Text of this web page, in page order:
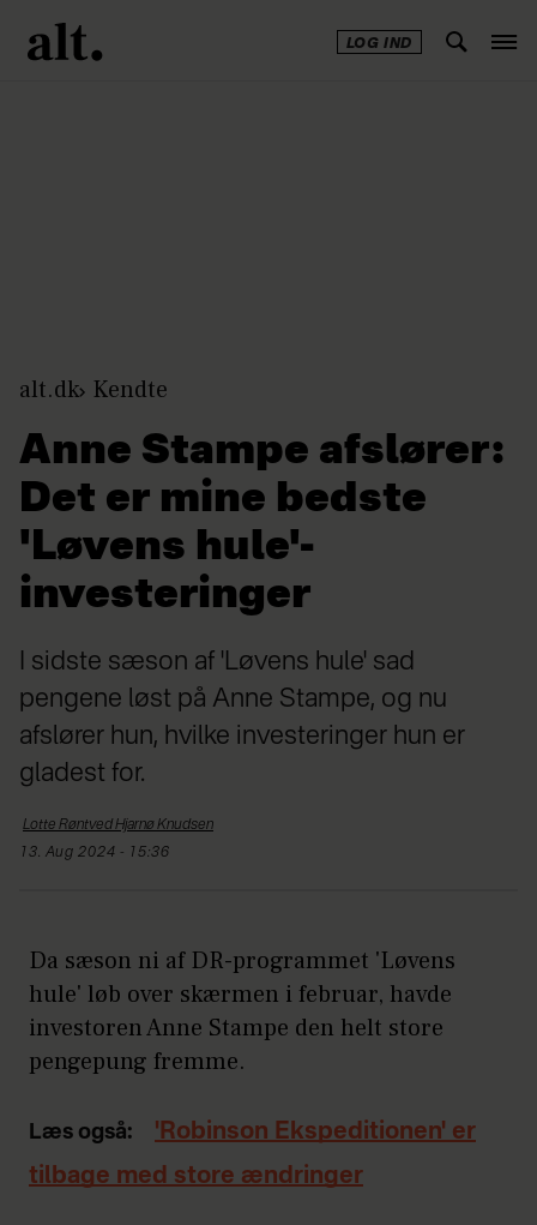
LOG IND
alt.dk Kendte
Anne Stampe afslører:
Det er mine bedste
'Løvens hule'-
investeringer
I sidste sæson af 'Løvens hule' sad
pengene løst på Anne Stampe, og nu
afslører hun, hvilke investeringer hun er
gladest for.
Lotte Røntved HjarnøKnudsen
13. Aug 2024 - 15:36
Da sæson ni af DR-programmet 'Løvens
hule' løb over skærmen i februar, havde
investoren Anne Stampe den helt store
pengepung fremme.
Læs også:
'Robinson Ekspeditionen' er
tilbage med store ændringer